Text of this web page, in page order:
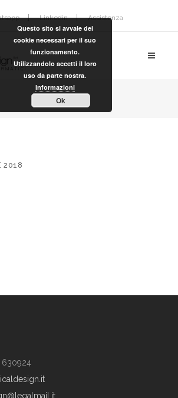
Linkedin Assistenza
2018
630924
Questo sito si avvale dei
cookie necessari per il suo
funzionamento.
Utilizzandolo accetti il loro
uso da parte nostra.
Informazioni
Ok